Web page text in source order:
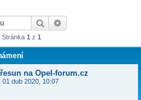
Hledat
Stránka 1 z 1
na Opel-forum.cz
01 dub 2020, 10:07